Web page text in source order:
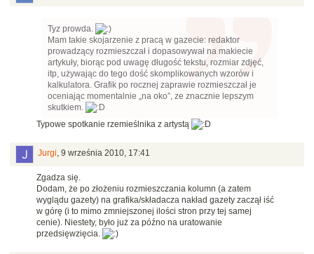
Tyz prowda.
Mam takie skojarzenie z pracą w gazecie: redaktor
prowadzący rozmieszczał i dopasowywał na makiecie
artykuły, biorąc pod uwagę długość tekstu, rozmiar zdjęć,
itp, używając do tego dość skomplikowanych wzorów i
kalkulatora. Grafik po rocznej zaprawie rozmieszczał je
oceniając momentalnie „na oko”, ze znacznie lepszym
skutkiem.
Typowe spotkanie rzemieślnika z artystą
Jurgi, 9 września 2010, 17:41
Zgadza się.
Dodam, że po złożeniu rozmieszczania kolumn (a zatem
wyglądu gazety) na grafika/składacza nakład gazety zaczął iść
w górę (i to mimo zmniejszonej ilości stron przy tej samej
cenie). Niestety, było już za późno na uratowanie
przedsięwzięcia.